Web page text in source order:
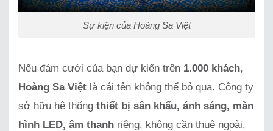
Sự kiện của Hoàng Sa Việt
Nếu đám cưới của bạn dự kiến trên 1.000 khách,
Hoàng Sa Việt là cái tên không thể bỏ qua. Công ty
sở hữu hệ thống thiết bị sân khấu, ánh sáng, màn
hình LED, âm thanh riêng, không cần thuê ngoài,